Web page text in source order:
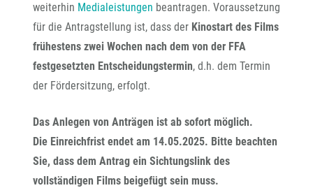
weiterhin Medialeistungen beantragen. Voraussetzung
für die Antragstellung ist, dass der Kinostart des Films
frühestens zwei Wochen nach dem von der FFA
festgesetzten Entscheidungstermin, d.h. dem Termin
der Fördersitzung, erfolgt.
Das Anlegen von Anträgen ist ab sofort möglich.
Die Einreichfrist endet am 14.05.2025. Bitte beachten
Sie, dass dem Antrag ein Sichtungslink des
vollständigen Films beigefügt sein muss.